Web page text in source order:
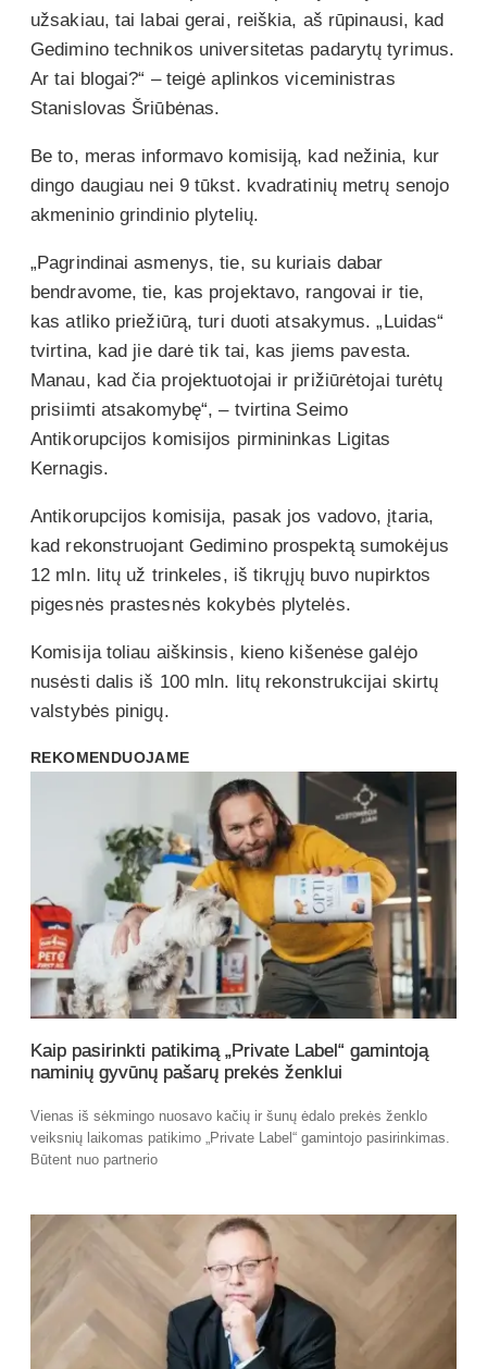
užsakiau, tai labai gerai, reiškia, aš rūpinausi, kad
Gedimino technikos universitetas padarytų tyrimus.
Ar tai blogai?“ – teigė aplinkos viceministras
Stanislovas Šriūbėnas.
Be to, meras informavo komisiją, kad nežinia, kur
dingo daugiau nei 9 tūkst. kvadratinių metrų senojo
akmeninio grindinio plytelių.
„Pagrindinai asmenys, tie, su kuriais dabar
bendravome, tie, kas projektavo, rangovai ir tie,
kas atliko priežiūrą, turi duoti atsakymus. „Luidas“
tvirtina, kad jie darė tik tai, kas jiems pavesta.
Manau, kad čia projektuotojai ir prižiūrėtojai turėtų
prisiimti atsakomybę“, – tvirtina Seimo
Antikorupcijos komisijos pirmininkas Ligitas
Kernagis.
Antikorupcijos komisija, pasak jos vadovo, įtaria,
kad rekonstruojant Gedimino prospektą sumokėjus
12 mln. litų už trinkeles, iš tikrųjų buvo nupirktos
pigesnės prastesnės kokybės plytelės.
Komisija toliau aiškinsis, kieno kišenėse galėjo
nusėsti dalis iš 100 mln. litų rekonstrukcijai skirtų
valstybės pinigų.
REKOMENDUOJAME
Kaip pasirinkti patikimą „Private Label“ gamintoją
naminių gyvūnų pašarų prekės ženklui
Vienas iš sėkmingo nuosavo kačių ir šunų ėdalo prekės ženklo
veiksnių laikomas patikimo „Private Label“ gamintojo pasirinkimas.
Būtent nuo partnerio